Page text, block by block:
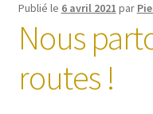
Publié le 6 avril 2021 par
Nous
routes !